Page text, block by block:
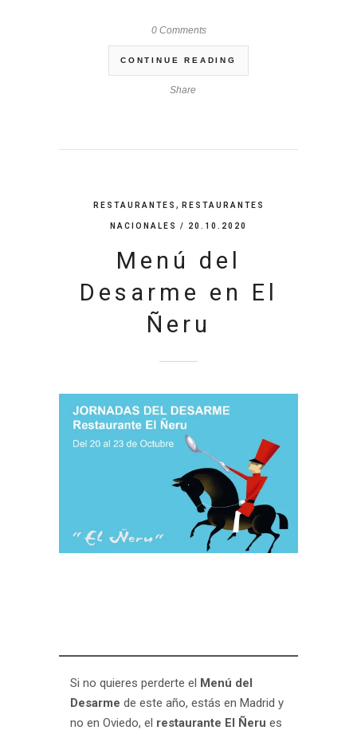
0 Comments
CONTINUE READING
Share
RESTAURANTES , RESTAURANTES
NACIONALES / 20.10.2020
Menú del
Desarme en El
Ñeru
Si no quieres perderte el Menú del
Desarme de este año, estás en Madrid y
no en Oviedo, el restaurante El Ñeru es